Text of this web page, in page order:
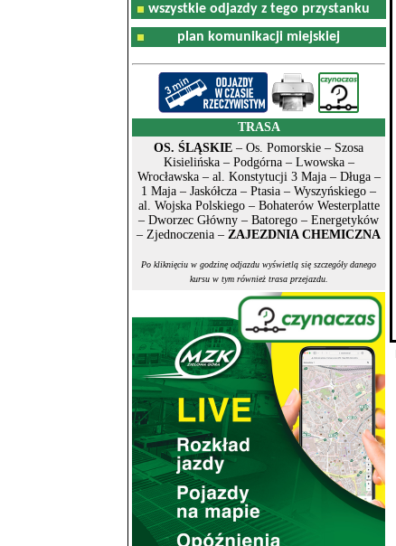
wszystkie odjazdy z tego przystanku
plan komunikacji miejskiej
TRASA
OS. ŚLĄSKIE – Os. Pomorskie – Szosa
Kisielińska – Podgórna – Lwowska –
Wrocławska – al. Konstytucji 3 Maja – Długa –
1 Maja – Jaskółcza – Ptasia – Wyszyńskiego –
al. Wojska Polskiego – Bohaterów Westerplatte
– Dworzec Główny – Batorego – Energetyków
– Zjednoczenia – ZAJEZDNIA CHEMICZNA
Po kliknięciu w godzinę odjazdu wyświetlą się szczegóły danego
kursu w tym również trasa przejazdu.